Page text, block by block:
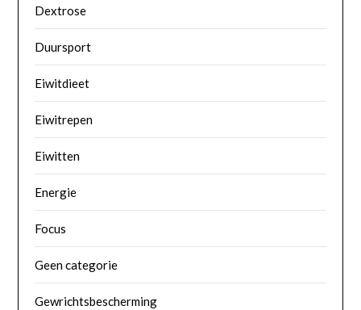
Dextrose
Duursport
Eiwitdieet
Eiwitrepen
Eiwitten
Energie
Focus
Geen categorie
Gewrichtsbescherming